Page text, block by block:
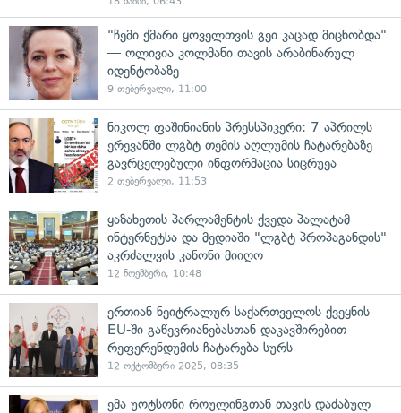
"ჩემი ქმარი ყოველთვის გეი კაცად მიცნობდა"
— ოლივია კოლმანი თავის არაბინარულ
იდენტობაზე
9 თებერვალი, 11:00
ნიკოლ ფაშინიანის პრესსპიკერი: 7 აპრილს
ერევანში ლგბტ თემის აღლუმის ჩატარებაზე
გავრცელებული ინფორმაცია სიცრუეა
2 თებერვალი, 11:53
ყაზახეთის პარლამენტის ქვედა პალატამ
ინტერნეტსა და მედიაში "ლგბტ პროპაგანდის"
აკრძალვის კანონი მიიღო
12 ნოემბერი, 10:48
ერთიან ნეიტრალურ საქართველოს ქვეყნის
EU-ში გაწევრიანებასთან დაკავშირებით
რეფერენდუმის ჩატარება სურს
12 ოქტომბერი 2025, 08:35
ემა უოტსონი როულინგთან თავის დაძაბულ